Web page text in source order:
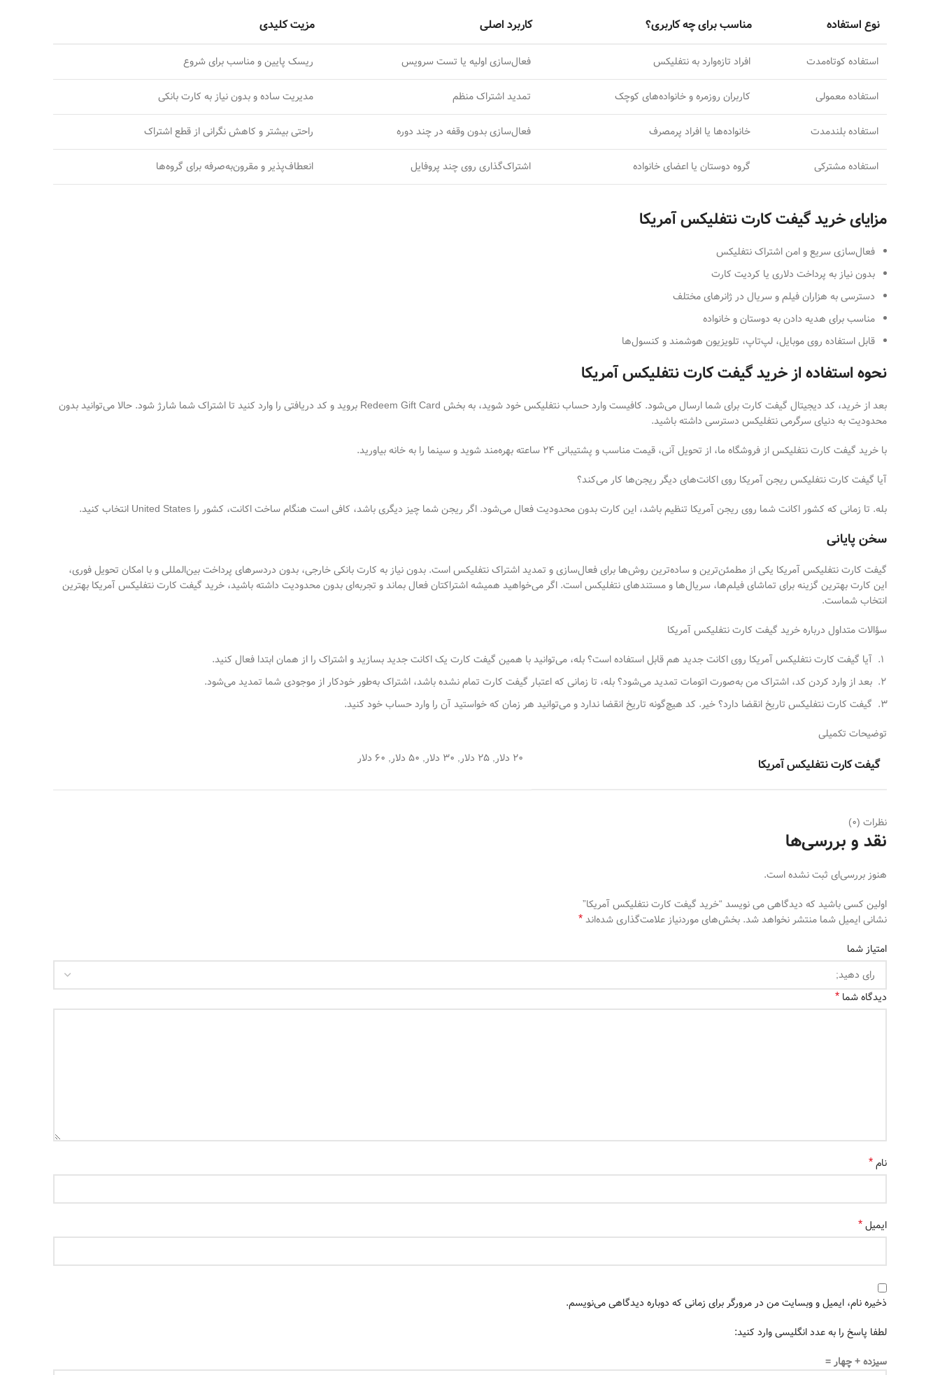
نوع استفاده مناسب برای چه کاربری؟ کاربرد اصلی مزیت کلیدی
استفاده کوتاه‌مدت افراد تازه‌وارد به نتفلیکس فعال‌سازی اولیه یا تست سرویس ریسک پایین و مناسب برای شروع
استفاده معمولی کاربران روزمره و خانواده‌های کوچک تمدید اشتراک منظم مدیریت ساده و بدون نیاز به کارت بانکی
استفاده بلندمدت خانواده‌ها یا افراد پرمصرف فعال‌سازی بدون وقفه در چند دوره راحتی بیشتر و کاهش نگرانی از قطع اشتراک
استفاده مشترکی گروه دوستان یا اعضای خانواده اشتراک‌گذاری روی چند پروفایل انعطاف‌پذیر و مقرون‌به‌صرفه برای گروه‌ها
مزایای خرید گیفت کارت نتفلیکس آمریکا
فعال‌سازی سریع و امن اشتراک نتفلیکس
بدون نیاز به پرداخت دلاری یا کردیت کارت
دسترسی به هزاران فیلم و سریال در ژانرهای مختلف
مناسب برای هدیه دادن به دوستان و خانواده
قابل استفاده روی موبایل، لپ‌تاپ، تلویزیون هوشمند و کنسول‌ها
نحوه استفاده از خرید گیفت کارت نتفلیکس آمریکا
بعد از خرید، کد دیجیتال گیفت کارت برای شما ارسال می‌شود. کافیست وارد حساب نتفلیکس خود شوید، به بخش Redeem Gift Card بروید و کد دریافتی را وارد کنید تا اشتراک شما شارژ شود. حالا می‌توانید بدون
محدودیت به دنیای سرگرمی نتفلیکس دسترسی داشته باشید.
با خرید گیفت کارت نتفلیکس از فروشگاه ما، از تحویل آنی، قیمت مناسب و پشتیبانی ۲۴ ساعته بهره‌مند شوید و سینما را به خانه بیاورید.
آیا گیفت کارت نتفلیکس ریجن آمریکا روی اکانت‌های دیگر ریجن‌ها کار می‌کند؟
بله. تا زمانی که کشور اکانت شما روی ریجن آمریکا تنظیم باشد، این کارت بدون محدودیت فعال می‌شود. اگر ریجن شما چیز دیگری باشد، کافی است هنگام ساخت اکانت، کشور را United States انتخاب کنید.
سخن پایانی
گیفت کارت نتفلیکس آمریکا یکی از مطمئن‌ترین و ساده‌ترین روش‌ها برای فعال‌سازی و تمدید اشتراک نتفلیکس است. بدون نیاز به کارت بانکی خارجی، بدون دردسرهای پرداخت بین‌المللی و با امکان تحویل فوری،
این کارت بهترین گزینه برای تماشای فیلم‌ها، سریال‌ها و مستندهای نتفلیکس است. اگر می‌خواهید همیشه اشتراکتان فعال بماند و تجربه‌ای بدون محدودیت داشته باشید، خرید گیفت کارت نتفلیکس آمریکا بهترین
انتخاب شماست.
سؤالات متداول درباره خرید گیفت کارت نتفلیکس آمریکا
آیا گیفت کارت نتفلیکس آمریکا روی اکانت جدید هم قابل استفاده است؟ بله، می‌توانید با همین گیفت کارت یک اکانت جدید بسازید و اشتراک را از همان ابتدا فعال کنید.
بعد از وارد کردن کد، اشتراک من به‌صورت اتومات تمدید می‌شود؟ بله، تا زمانی که اعتبار گیفت کارت تمام نشده باشد، اشتراک به‌طور خودکار از موجودی شما تمدید می‌شود.
گیفت کارت نتفلیکس تاریخ انقضا دارد؟ خیر. کد هیچ‌گونه تاریخ انقضا ندارد و می‌توانید هر زمان که خواستید آن را وارد حساب خود کنید.
توضیحات تکمیلی
گیفت کارت نتفلیکس آمریکا ۲۰ دلار, ۲۵ دلار, ۳۰ دلار, ۵۰ دلار, ۶۰ دلار
نظرات (0)
نقد و بررسی‌ها
هنوز بررسی‌ای ثبت نشده است.
اولین کسی باشید که دیدگاهی می نویسد “خرید گیفت کارت نتفلیکس آمریکا”
نشانی ایمیل شما منتشر نخواهد شد. بخش‌های موردنیاز علامت‌گذاری شده‌اند*
امتیاز شما
دیدگاه شما *
نام*
ایمیل*
ذخیره نام، ایمیل و وبسایت من در مرورگر برای زمانی که دوباره دیدگاهی می‌نویسم.
لطفا پاسخ را به عدد انگلیسی وارد کنید:
سیزده + چهار =